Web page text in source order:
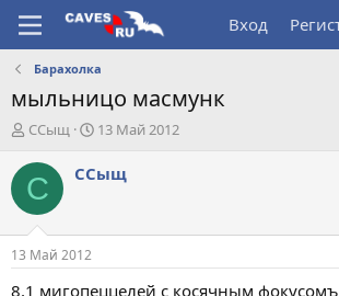
Вход
Барахолка
мыльницо масмунк
А
т
о
т
е
м
ы
ССыщ
Д
т
а
л
13 Май 2012
С ССыщ
13 Май 2012
8,1 мигопеццелей с косячным фокусомъ